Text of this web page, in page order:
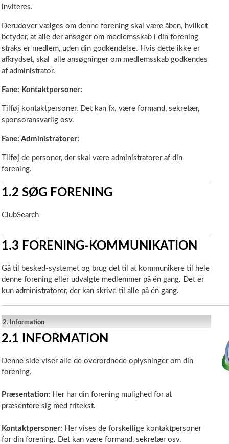
inviteres.
Derudover vælges om denne forening skal være åben, hvilket
betyder, at alle der ansøger om medlemsskab i din forening
straks er medlem, uden din godkendelse. Hvis dette ikke er
afkrydset, skal alle ansøgninger om medlemsskab godkendes
af administrator.
Fane: Kontaktpersoner:
Tilføj kontaktpersoner. Det kan fx. være formand, sekretær,
sponsoransvarlig osv.
Fane: Administratorer:
Tilføj de personer, der skal være administratorer af din
forening.
1.2 SØG FORENING
ClubSearch
1.3 FORENING-KOMMUNIKATION
Gå til besked-systemet og brug det til at kommunikere til hele
denne forening eller udvalgte medlemmer på én gang. Det er
kun administratorer, der kan skrive til alle på én gang.
2. Information
2.1 INFORMATION
Denne side viser alle de overordnede oplysninger om din
forening.
Præsentation: Her har din forening mulighed for at
præsentere sig med fritekst.
Kontaktpersoner: Her vises de forskellige kontaktpersoner
for din forening. Det kan være formand, sekretær osv.